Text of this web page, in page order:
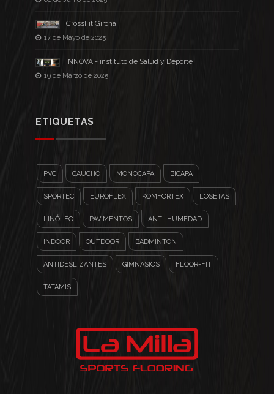
CrossFit Girona
17 de Mayo de 2025
INNOVA - instituto de Salud y Deporte
19 de Marzo de 2025
ETIQUETAS
PVC CAUCHO MONOCAPA BICAPA
SPORTEC EUROFLEX KOMFORTEX LOSETAS
LINÓLEO PAVIMENTOS ANTI-HUMEDAD
INDOOR OUTDOOR BADMINTON
ANTIDESLIZANTES GIMNASIOS FLOOR-FIT
TATAMIS